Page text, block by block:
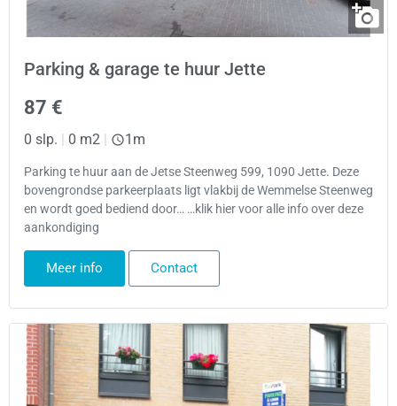
Parking & garage te huur Jette
87 €
0 slp. | 0 m2 | 1m
Parking te huur aan de Jetse Steenweg 599, 1090 Jette. Deze
bovengrondse parkeerplaats ligt vlakbij de Wemmelse Steenweg
en wordt goed bediend door… …klik hier voor alle info over deze
aankondiging
Meer info Contact